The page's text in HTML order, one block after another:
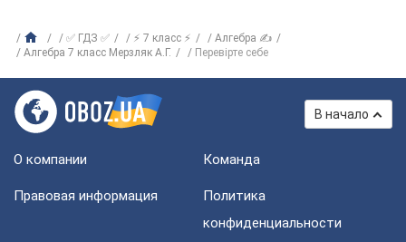
✅ ГДЗ ✅ ⚡ 7 класс ⚡
Алгебра ✍
Алгебра 7 класс Мерзляк А.Г.
Перевiрте себе
В начало
О компании Команда
Правовая информация
Политика
конфиденциальности